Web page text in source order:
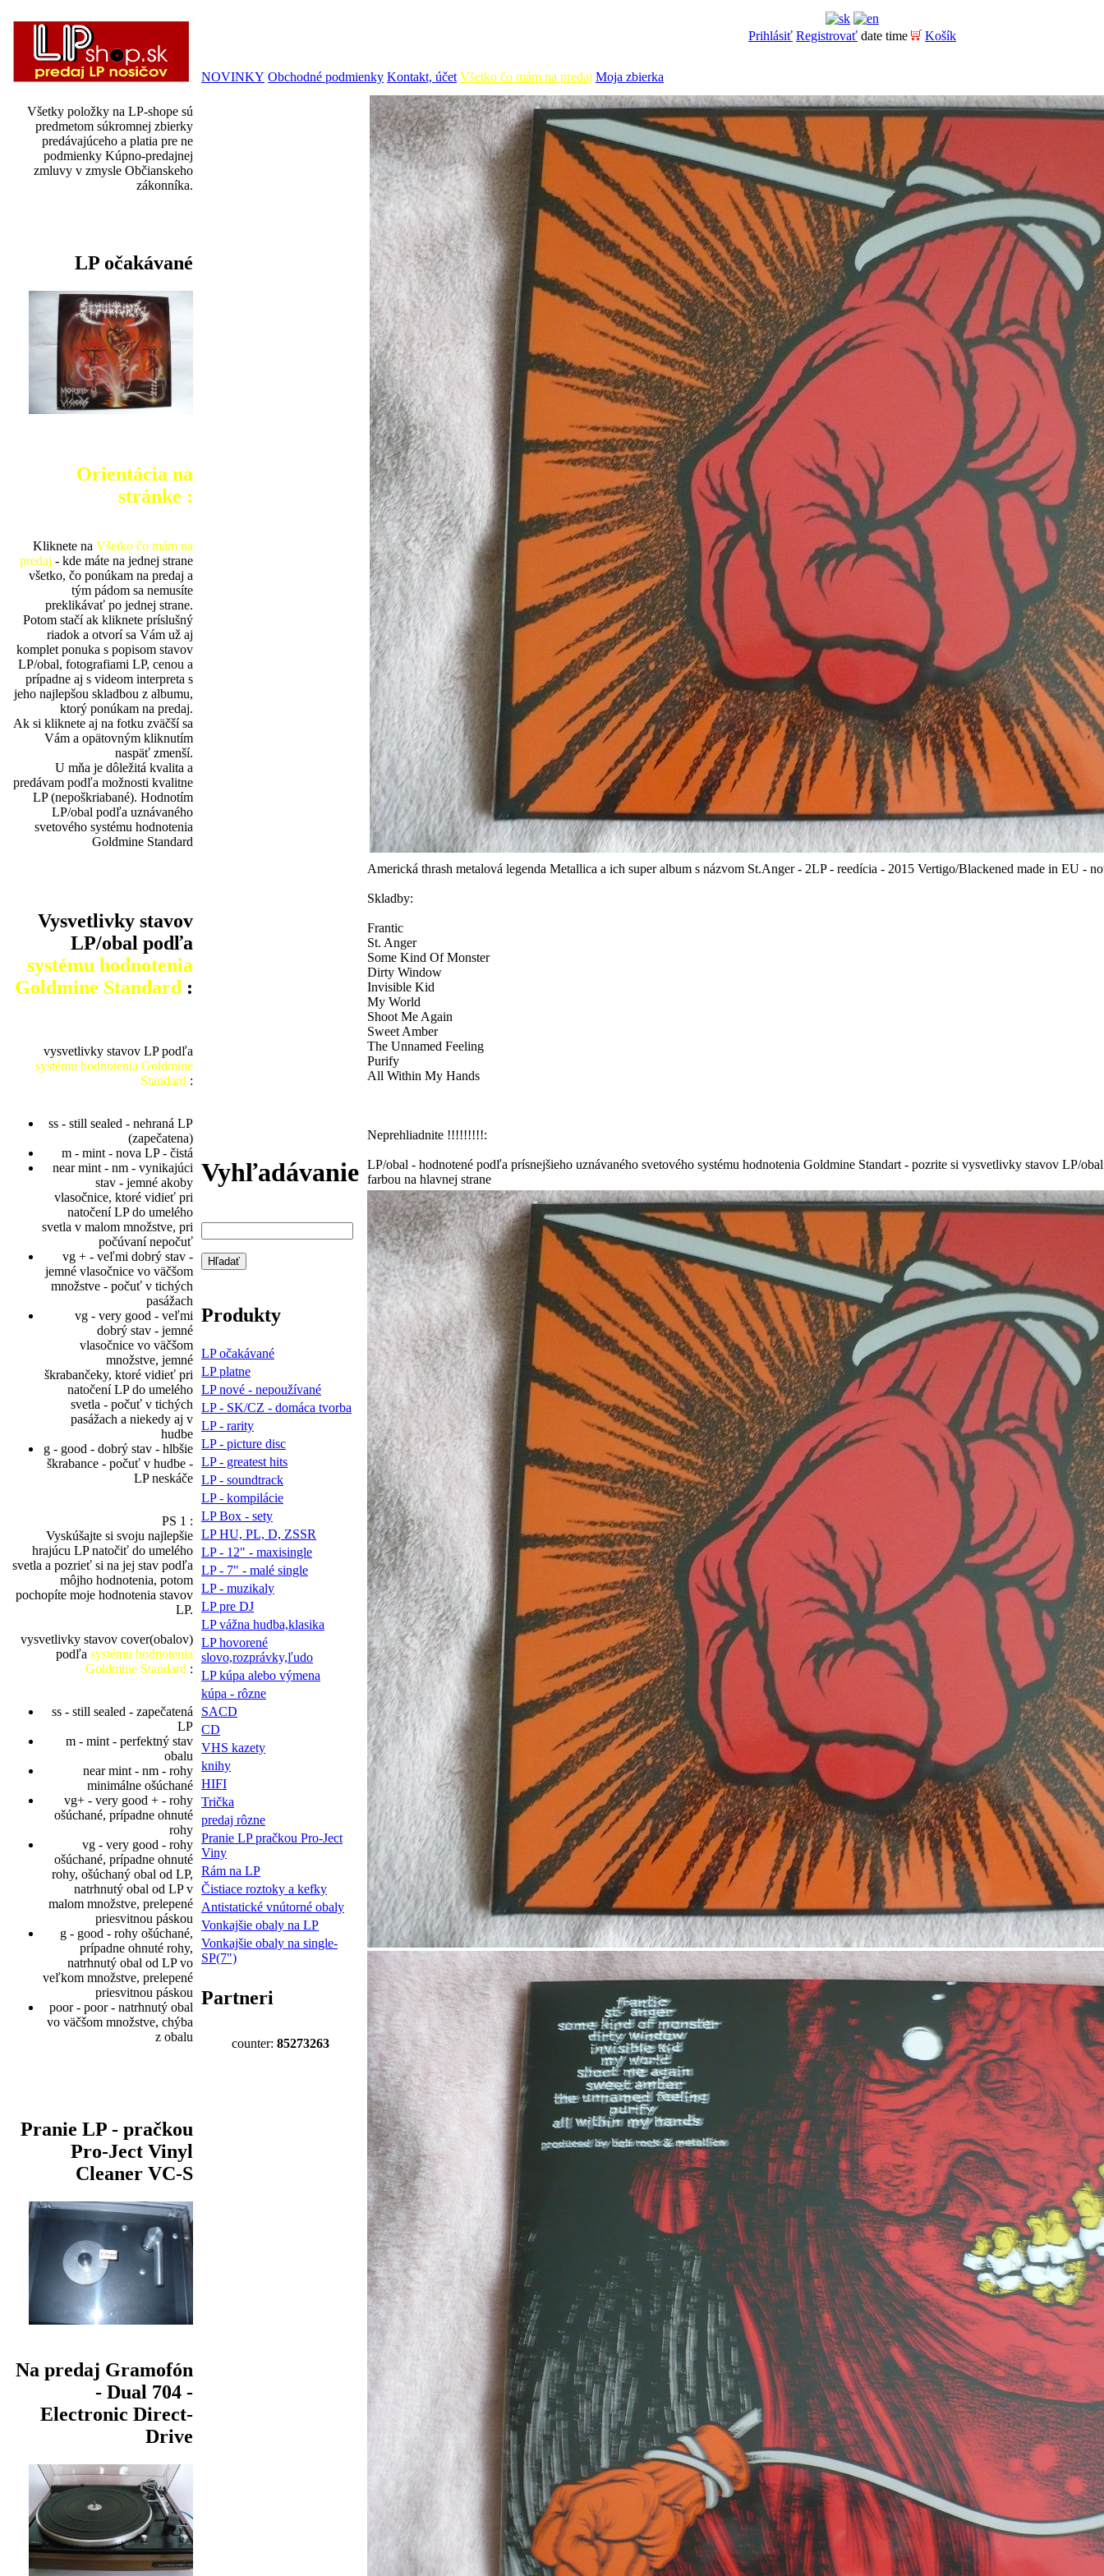
Všetky položky na LP-shope sú
predmetom súkromnej zbierky
predávajúceho a platia pre ne
podmienky Kúpno-predajnej
zmluvy v zmysle Občianskeho
zákonníka.
LP očakávané
Orientácia na
stránke :
Kliknete na Všetko čo mám na
predaj - kde máte na jednej strane
všetko, čo ponúkam na predaj a
tým pádom sa nemusíte
preklikávať po jednej strane.
Potom stačí ak kliknete príslušný
riadok a otvorí sa Vám už aj
komplet ponuka s popisom stavov
LP/obal, fotografiami LP, cenou a
prípadne aj s videom interpreta s
jeho najlepšou skladbou z albumu,
ktorý ponúkam na predaj.
Ak si kliknete aj na fotku zväčší sa
Vám a opätovným kliknutím
naspäť zmenší.
U mňa je dôležitá kvalita a
predávam podľa možnosti kvalitne
LP (nepoškriabané). Hodnotím
LP/obal podľa uznávaného
svetového systému hodnotenia
Goldmine Standard
Vysvetlivky stavov
LP/obal podľa
systému hodnotenia
Goldmine Standard :
vysvetlivky stavov LP podľa
systému hodnotenia Goldmine
Standard :
ss - still sealed - nehraná LP
(zapečatena)
m - mint - nova LP - čistá
near mint - nm - vynikajúci
stav - jemné akoby
vlasočnice, ktoré vidieť pri
natočení LP do umelého
svetla v malom množstve, pri
počúvaní nepočuť
vg + - veľmi dobrý stav -
jemné vlasočnice vo väčšom
množstve - počuť v tichých
pasážach
vg - very good - veľmi
dobrý stav - jemné
vlasočnice vo väčšom
množstve, jemné
škrabančeky, ktoré vidieť pri
natočení LP do umelého
svetla - počuť v tichých
pasážach a niekedy aj v
hudbe
g - good - dobrý stav - hlbšie
škrabance - počuť v hudbe -
LP neskáče
PS 1 :
Vyskúšajte si svoju najlepšie
hrajúcu LP natočiť do umelého
svetla a pozrieť si na jej stav podľa
môjho hodnotenia, potom
pochopíte moje hodnotenia stavov
LP.
vysvetlivky stavov cover(obalov)
podľa systému hodnotenia
Goldmine Standard :
ss - still sealed - zapečatená
LP
m - mint - perfektný stav
obalu
near mint - nm - rohy
minimálne ošúchané
vg+ - very good + - rohy
ošúchané, prípadne ohnuté
rohy
vg - very good - rohy
ošúchané, prípadne ohnuté
rohy, ošúchaný obal od LP,
natrhnutý obal od LP v
malom množstve, prelepené
priesvitnou páskou
g - good - rohy ošúchané,
prípadne ohnuté rohy,
natrhnutý obal od LP vo
veľkom množstve, prelepené
priesvitnou páskou
poor - poor - natrhnutý obal
vo väčšom množstve, chýba
z obalu
Pranie LP - pračkou
Pro-Ject Vinyl
Cleaner VC-S
Na predaj Gramofón
- Dual 704 -
Electronic Direct-
Drive
Prihlásiť Registrovať date time Košík
NOVINKY Obchodné podmienky Kontakt, účet Všetko čo mám na predaj Moja zbierka
Vyhľadávanie
Produkty
LP očakávané
LP platne
LP nové - nepoužívané
LP - SK/CZ - domáca tvorba
LP - rarity
LP - picture disc
LP - greatest hits
LP - soundtrack
LP - kompilácie
LP Box - sety
LP HU, PL, D, ZSSR
LP - 12" - maxisingle
LP - 7" - malé single
LP - muzikaly
LP pre DJ
LP vážna hudba,klasika
LP hovorené
slovo,rozprávky,ľudo
LP kúpa alebo výmena
kúpa - rôzne
SACD
CD
VHS kazety
knihy
HIFI
Trička
predaj rôzne
Pranie LP pračkou Pro-Ject
Viny
Rám na LP
Čistiace roztoky a kefky
Antistatické vnútorné obaly
Vonkajšie obaly na LP
Vonkajšie obaly na single-
SP(7")
Partneri
counter: 85273263
Americká thrash metalová legenda Metallica a ich super album s názvom St.Anger - 2LP - reedícia - 2015 Vertigo/Blackened made in EU -
Skladby:
Frantic
St. Anger
Some Kind Of Monster
Dirty Window
Invisible Kid
My World
Shoot Me Again
Sweet Amber
The Unnamed Feeling
Purify
All Within My Hands
Neprehliadnite !!!!!!!!!:
LP/obal - hodnotené podľa prísnejšieho uznávaného svetového systému hodnotenia Goldmine Standart - pozrite si vysvetlivky stavov LP/
farbou na hlavnej strane